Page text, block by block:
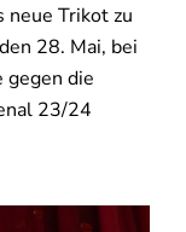
neue Trikot zu
28. Mai, bei
gegen die
23/24